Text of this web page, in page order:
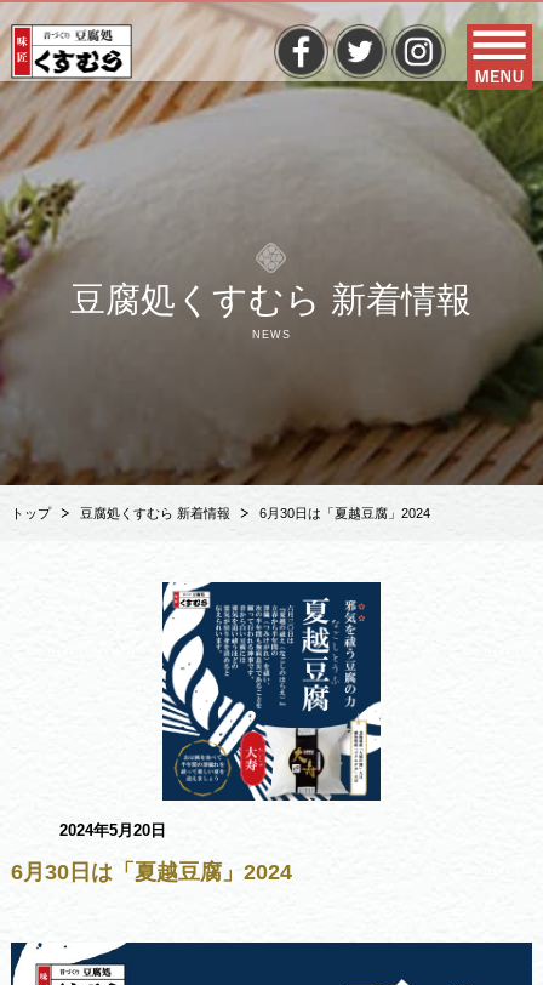
豆腐処くすむら 新着情報
NEWS
トップ 豆腐処くすむら 新着情報 6月30日は「夏越豆腐」2024
2024年5月20日
6月30日は「夏越豆腐」2024